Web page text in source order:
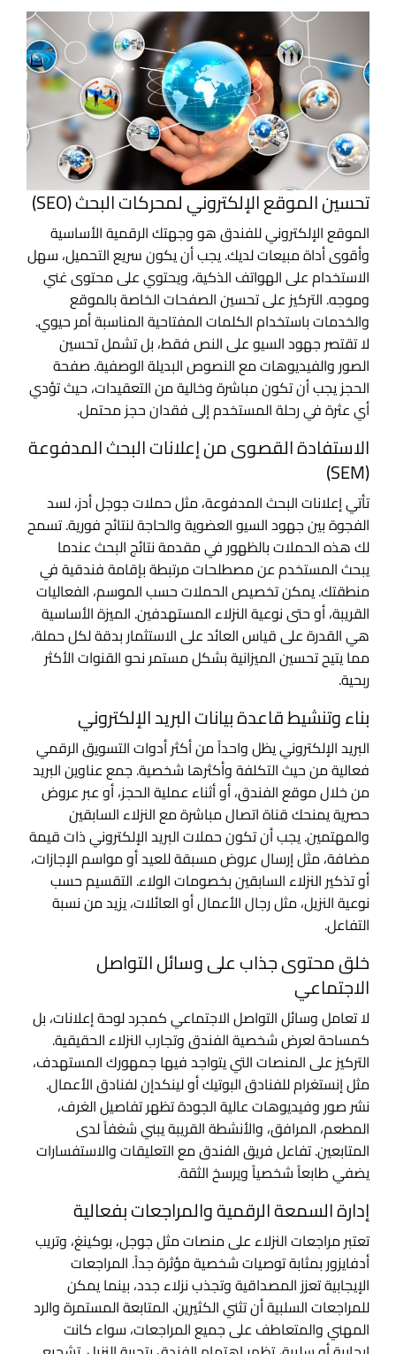
تحسين الموقع الإلكتروني لمحركات البحث (SEO)
الموقع الإلكتروني للفندق هو وجهتك الرقمية الأساسية
وأقوى أداة مبيعات لديك. يجب أن يكون سريع التحميل، سهل
الاستخدام على الهواتف الذكية، ويحتوي على محتوى غني
وموجه. التركيز على تحسين الصفحات الخاصة بالموقع
والخدمات باستخدام الكلمات المفتاحية المناسبة أمر حيوي.
لا تقتصر جهود السيو على النص فقط، بل تشمل تحسين
الصور والفيديوهات مع النصوص البديلة الوصفية. صفحة
الحجز يجب أن تكون مباشرة وخالية من التعقيدات، حيث تؤدي
أي عثرة في رحلة المستخدم إلى فقدان حجز محتمل.
الاستفادة القصوى من إعلانات البحث المدفوعة
(SEM)
تأتي إعلانات البحث المدفوعة، مثل حملات جوجل أدز، لسد
الفجوة بين جهود السيو العضوية والحاجة لنتائج فورية. تسمح
لك هذه الحملات بالظهور في مقدمة نتائج البحث عندما
يبحث المستخدم عن مصطلحات مرتبطة بإقامة فندقية في
منطقتك. يمكن تخصيص الحملات حسب الموسم، الفعاليات
القريبة، أو حتى نوعية النزلاء المستهدفين. الميزة الأساسية
هي القدرة على قياس العائد على الاستثمار بدقة لكل حملة،
مما يتيح تحسين الميزانية بشكل مستمر نحو القنوات الأكثر
ربحية.
بناء وتنشيط قاعدة بيانات البريد الإلكتروني
البريد الإلكتروني يظل واحداً من أكثر أدوات التسويق الرقمي
فعالية من حيث التكلفة وأكثرها شخصية. جمع عناوين البريد
من خلال موقع الفندق، أو أثناء عملية الحجز، أو عبر عروض
حصرية يمنحك قناة اتصال مباشرة مع النزلاء السابقين
والمهتمين. يجب أن تكون حملات البريد الإلكتروني ذات قيمة
مضافة، مثل إرسال عروض مسبقة للعيد أو مواسم الإجازات،
أو تذكير النزلاء السابقين بخصومات الولاء. التقسيم حسب
نوعية النزيل، مثل رجال الأعمال أو العائلات، يزيد من نسبة
التفاعل.
خلق محتوى جذاب على وسائل التواصل
الاجتماعي
لا تعامل وسائل التواصل الاجتماعي كمجرد لوحة إعلانات، بل
كمساحة لعرض شخصية الفندق وتجارب النزلاء الحقيقية.
التركيز على المنصات التي يتواجد فيها جمهورك المستهدف،
مثل إنستغرام للفنادق البوتيك أو لينكدإن لفنادق الأعمال.
نشر صور وفيديوهات عالية الجودة تظهر تفاصيل الغرف،
المطعم، المرافق، والأنشطة القريبة يبني شغفاً لدى
المتابعين. تفاعل فريق الفندق مع التعليقات والاستفسارات
يضفي طابعاً شخصياً ويرسخ الثقة.
إدارة السمعة الرقمية والمراجعات بفعالية
تعتبر مراجعات النزلاء على منصات مثل جوجل، بوكينغ، وتريب
أدفايزور بمثابة توصيات شخصية مؤثرة جداً. المراجعات
الإيجابية تعزز المصداقية وتجذب نزلاء جدد، بينما يمكن
للمراجعات السلبية أن تثني الكثيرين. المتابعة المستمرة والرد
المهني والمتعاطف على جميع المراجعات، سواء كانت